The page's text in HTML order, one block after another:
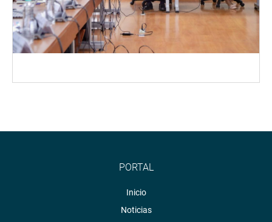
PORTAL
Inicio
Noticias